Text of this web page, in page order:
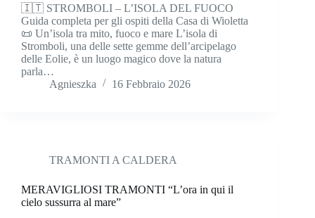
🇮🇹 STROMBOLI – L’ISOLA DEL FUOCO
Guida completa per gli ospiti della Casa di Wioletta
📜 Un’isola tra mito, fuoco e mare L’isola di
Stromboli, una delle sette gemme dell’arcipelago
delle Eolie, è un luogo magico dove la natura
parla…
Agnieszka
16 Febbraio 2026
TRAMONTI A CALDERA
MERAVIGLIOSI TRAMONTI “L’ora in qui il
cielo sussurra al mare”